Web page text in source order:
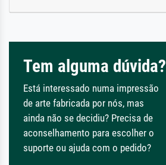
Tem alguma dúvida?
Está interessado numa impressão
de arte fabricada por nós, mas
ainda não se decidiu? Precisa de
aconselhamento para escolher o
suporte ou ajuda com o pedido?